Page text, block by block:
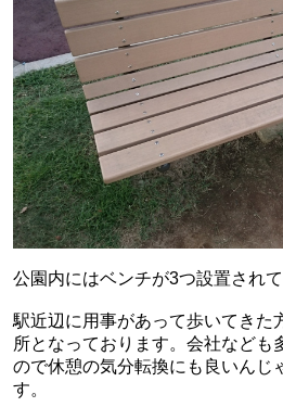
公園内にはベンチが3つ設置されて
駅近辺に用事があって歩いてきた
所となっております。会社なども
ので休憩の気分転換にも良いんじ
す。